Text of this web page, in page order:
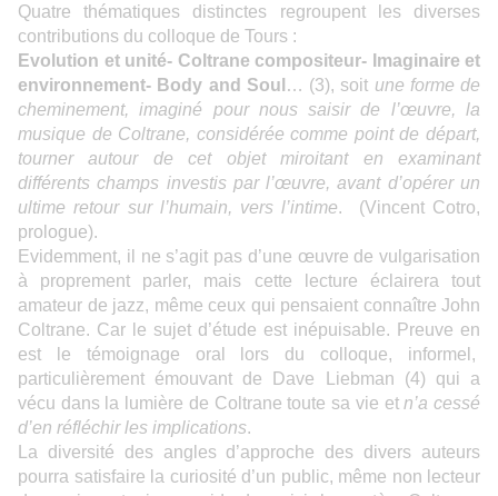
Quatre thématiques distinctes regroupent les diverses
contributions du colloque de Tours :
Evolution et unité- Coltrane compositeur- Imaginaire et
environnement- Body and Soul … (3), soit une forme de
cheminement, imaginé pour nous saisir de l’œuvre, la
musique de Coltrane, considérée comme point de départ,
tourner autour de cet objet miroitant en examinant
différents champs investis par l’œuvre, avant d’opérer un
ultime retour sur l’humain, vers l’intime. (Vincent Cotro,
prologue).
Evidemment, il ne s’agit pas d’une œuvre de vulgarisation
à proprement parler, mais cette lecture éclairera tout
amateur de jazz, même ceux qui pensaient connaître John
Coltrane. Car le sujet d’étude est inépuisable. Preuve en
est le témoignage oral lors du colloque, informel,
particulièrement émouvant de Dave Liebman (4) qui a
vécu dans la lumière de Coltrane toute sa vie etn’a cessé
d’en réfléchir les implications.
La diversité des angles d’approche des divers auteurs
pourra satisfaire la curiosité d’un public, même non lecteur